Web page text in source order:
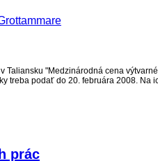
"Medzinárodná cena
treba podať do 20. februára 2008. Na
prác